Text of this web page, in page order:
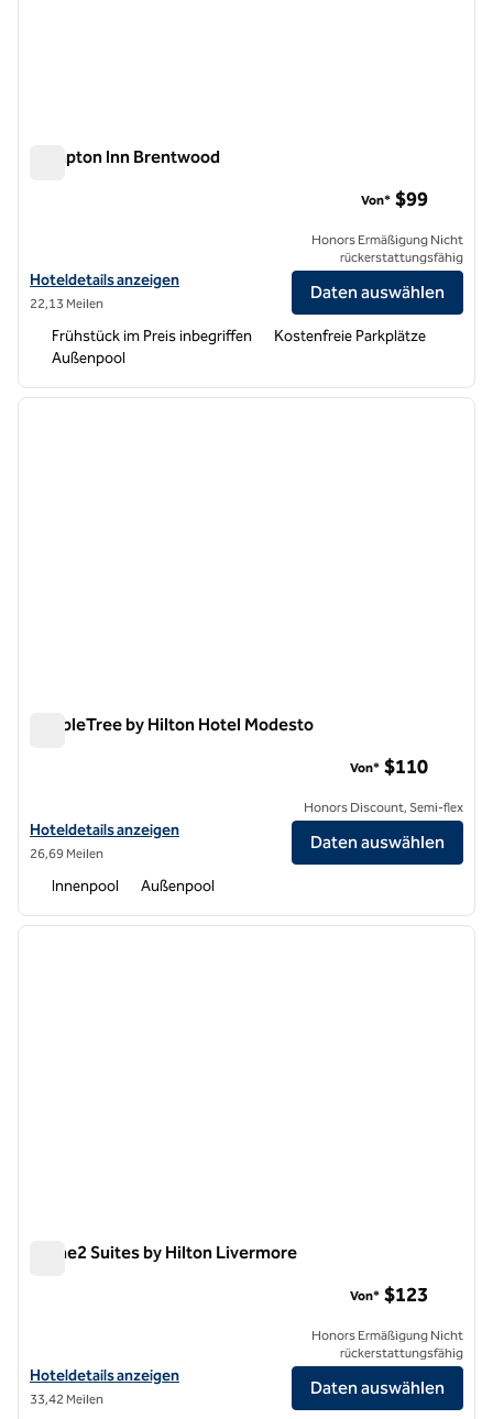
Hampton Inn Brentwood
Hoteldetails für Hampton Inn Brentwood anzeigen
Hoteldetails anzeigen
22,13 Meilen
Von* $99
Honors Ermäßigung Nicht
rückerstattungsfähig
Daten auswählen
Frühstück im Preis inbegriffen
Kostenfreie Parkplätze
Außenpool
1 von 12
DoubleTree by Hilton Hotel Modesto
Hoteldetails für DoubleTree by Hilton Hotel Modesto anzeigen
Hoteldetails anzeigen
26,69 Meilen
Von* $110
Honors Discount, Semi-flex
Daten auswählen
Innenpool Außenpool
1 von 12
Home2 Suites by Hilton Livermore
Hoteldetails für Home2 Suites by Hilton Livermore anzeigen
Hoteldetails anzeigen
33,42 Meilen
Von* $123
Honors Ermäßigung Nicht
rückerstattungsfähig
Daten auswählen